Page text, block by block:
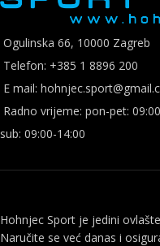
Ogulinska 66, 10000 Zagreb
Telefon: +385 1 8896 200
E mail:
Radno vrijeme: pon-pet:
sub: 09:00-14:00
Hohnjec Sport je jedini
Naručite se već danas i